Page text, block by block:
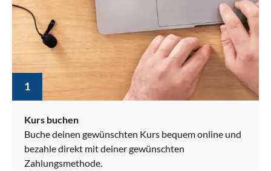
1
Kurs buchen
Buche deinen gewünschten Kurs bequem online und
bezahle direkt mit deiner gewünschten
Zahlungsmethode.